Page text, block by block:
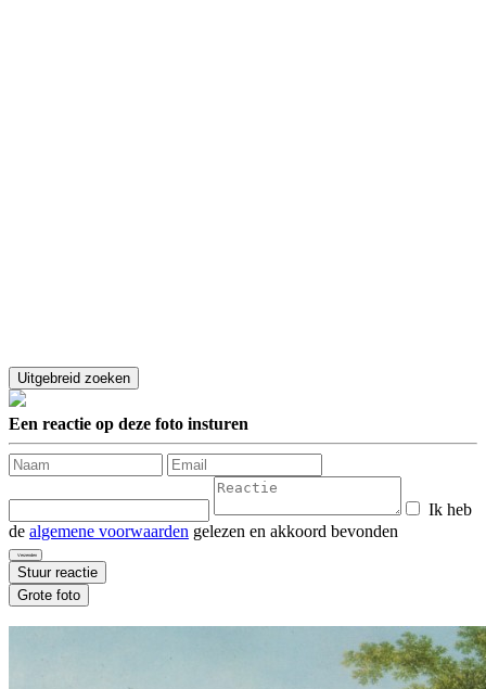
Een reactie op deze foto insturen
Ik heb
de algemene voorwaarden gelezen en akkoord bevonden